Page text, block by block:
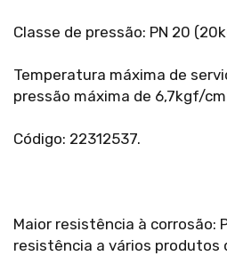
Classe de pressão: PN 20
Temperatura máxima de
pressão máxima de 6,7kgf/
Código: 22312537.
Maior resistência à corrosão:
resistência a vários produtos